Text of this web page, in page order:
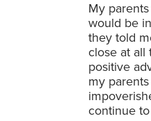
My
would be
they told
close at all
positive
my
continue